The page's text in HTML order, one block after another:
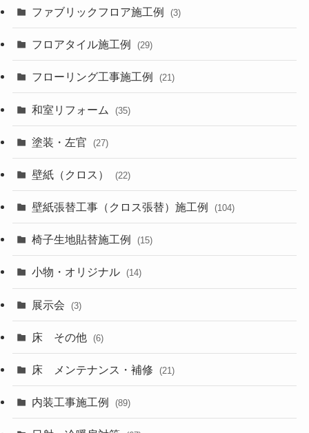
ファブリックフロア施工例 (3)
フロアタイル施工例 (29)
フローリング工事施工例 (21)
和室リフォーム (35)
塗装・左官 (27)
壁紙（クロス） (22)
壁紙張替工事（クロス張替）施工例 (104)
椅子生地貼替施工例 (15)
小物・オリジナル (14)
展示会 (3)
床 その他 (6)
床 メンテナンス・補修 (21)
内装工事施工例 (89)